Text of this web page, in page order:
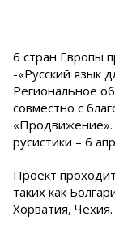
6 стран Европы
-«Русский язык
Региональное
совместно с
русистики – 6
Проект
таких как
Хорватия, Чехия.